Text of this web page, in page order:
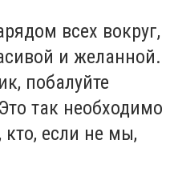
всех вокруг,
и желанной.
побалуйте
так необходимо
если не мы,